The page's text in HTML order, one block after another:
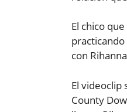
El chico
con
El videoclip
County